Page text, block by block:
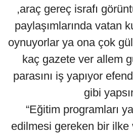
,araç gereç israfı
paylaşımlarında vatan
oynuyorlar ya ona çok
kaç gazete ver allem
parasını iş yapıyor
gibi
“Eğitim programları
edilmesi gereken bir ilke